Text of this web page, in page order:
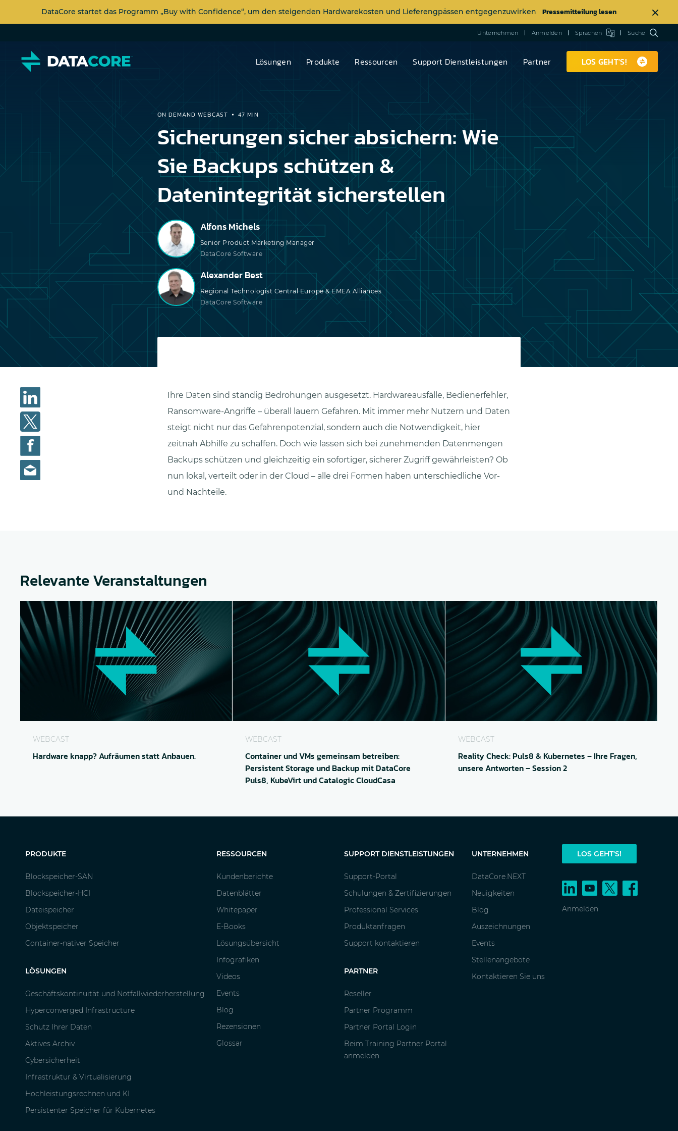
DataCore startet das Programm „Buy with Confidence“, um den steigenden Hardwarekosten und Lieferengpässen entgegenzuwirken Pressemitteilung lesen
Unternehmen Anmelden Sprachen Suche
Lösungen Produkte Ressourcen Support Dienstleistungen Partner LOS GEHT'S!
ON DEMAND WEBCAST 47 MIN
Sicherungen sicher absichern: Wie
Sie Backups schützen &
Datenintegrität sicherstellen
Alfons Michels
Senior Product Marketing Manager
DataCore Software
Alexander Best
Regional Technologist Central Europe & EMEA Alliances
DataCore Software
Ihre Daten sind ständig Bedrohungen ausgesetzt. Hardwareausfälle, Bedienerfehler,
Ransomware-Angriffe – überall lauern Gefahren. Mit immer mehr Nutzern und Daten
steigt nicht nur das Gefahrenpotenzial, sondern auch die Notwendigkeit, hier
zeitnah Abhilfe zu schaffen. Doch wie lassen sich bei zunehmenden Datenmengen
Backups schützen und gleichzeitig ein sofortiger, sicherer Zugriff gewährleisten? Ob
nun lokal, verteilt oder in der Cloud – alle drei Formen haben unterschiedliche Vor-
und Nachteile.
Relevante Veranstaltungen
WEBCAST
Hardware knapp? Aufräumen statt Anbauen.
WEBCAST
Container und VMs gemeinsam betreiben:
Persistent Storage und Backup mit DataCore
Puls8, KubeVirt und Catalogic CloudCasa
WEBCAST
Reality Check: Puls8 & Kubernetes – Ihre Fragen,
unsere Antworten – Session 2
PRODUKTE
Blockspeicher-SAN
Blockspeicher-HCI
Dateispeicher
Objektspeicher
Container-nativer Speicher
LÖSUNGEN
Geschäftskontinuität und Notfallwiederherstellung
Hyperconverged Infrastructure
Schutz Ihrer Daten
Aktives Archiv
Cybersicherheit
Infrastruktur & Virtualisierung
Hochleistungsrechnen und KI
Persistenter Speicher für Kubernetes
RESSOURCEN
Kundenberichte
Datenblätter
Whitepaper
E-Books
Lösungsübersicht
Infografiken
Videos
Events
Blog
Rezensionen
Glossar
SUPPORT DIENSTLEISTUNGEN
Support-Portal
Schulungen & Zertifizierungen
Professional Services
Produktanfragen
Support kontaktieren
PARTNER
Reseller
Partner Programm
Partner Portal Login
Beim Training Partner Portal
anmelden
UNTERNEHMEN
DataCore.NEXT
Neuigkeiten
Blog
Auszeichnungen
Events
Stellenangebote
Kontaktieren Sie uns
LOS GEHT'S!
Anmelden